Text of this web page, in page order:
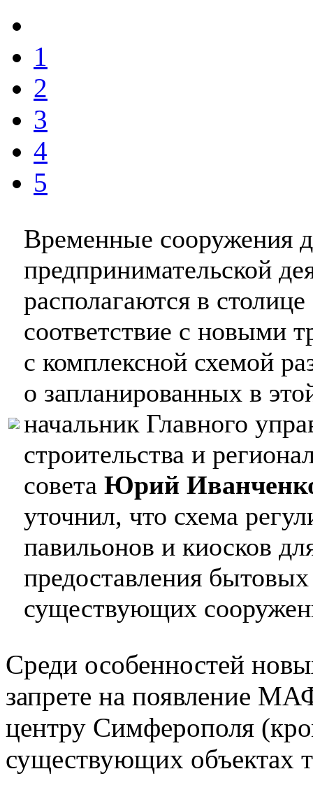
1
2
3
4
5
Временные сооружения
предпринимательской
располагаются в
соответствие с новыми
с комплексной схемой
о запланированных в
начальник Главного
строительства и
совета Юрий
уточнил, что схема
павильонов и киосков
предоставления
существующих
Среди особенностей
запрете на появление
центру Симферополя
существующих объектах